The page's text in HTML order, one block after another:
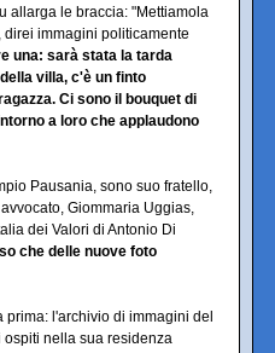
allarga le braccia: "Mettiamola
immagini politicamente
una: sarà stata la tarda
villa, c'è un finto
Ci sono il bouquet di
a loro che applaudono
Pausania, sono suo fratello,
Giommaria Uggias,
dei Valori di Antonio Di
che delle nuove foto
prima: l'archivio di immagini del
nella sua residenza